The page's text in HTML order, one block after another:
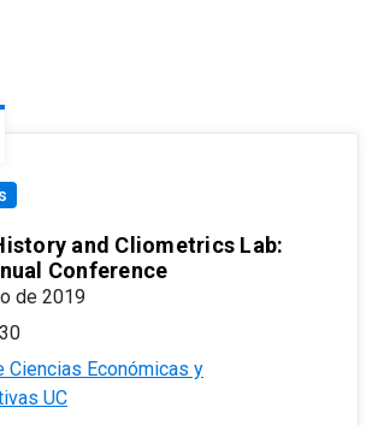
and Cliometrics Lab:
Conference
de 2019
Ciencias Económicas y
UC